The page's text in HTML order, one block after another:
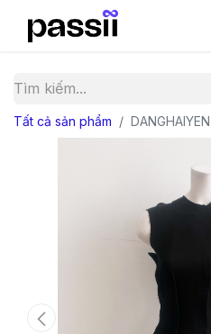
Tất cả sản phẩm